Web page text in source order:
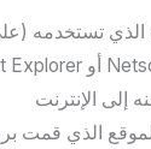
الذي تستخدمه
إلى الإنترنت
الذي قمت